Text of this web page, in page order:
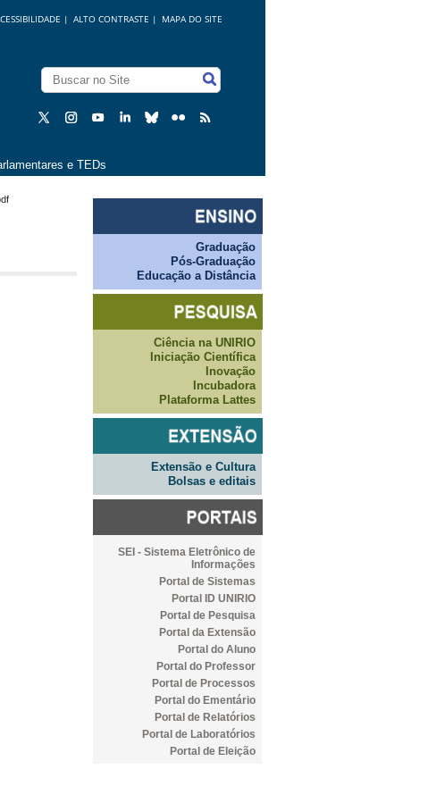
MAPA DO SITE
ALTO CONTRASTE |
|
e TEDs
Graduação
Pós-Graduação
Educação a Distância
Ciência na UNIRIO
Iniciação Científica
Inovação
Incubadora
Plataforma Lattes
Extensão e Cultura
Bolsas e editais
SEI - Sistema Eletrônico de
Informações
Portal de Sistemas
Portal ID UNIRIO
Portal de Pesquisa
Portal da Extensão
Portal do Aluno
Portal do Professor
Portal de Processos
Portal do Ementário
Portal de Relatórios
Portal de Laboratórios
Portal de Eleição